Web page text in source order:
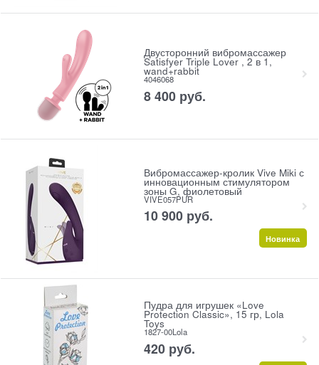
Двусторонний вибромассажер
Satisfyer Triple Lover , 2 в 1,
wand+rabbit
4046068
8 400 руб.
Вибромассажер-кролик Vive Miki с
инновационным стимулятором
зоны G, фиолетовый
VIVE057PUR
10 900 руб.
Новинка
Пудра для игрушек «Love
Protection Classic», 15 гр, Lola
Toys
1827-00Lola
420 руб.